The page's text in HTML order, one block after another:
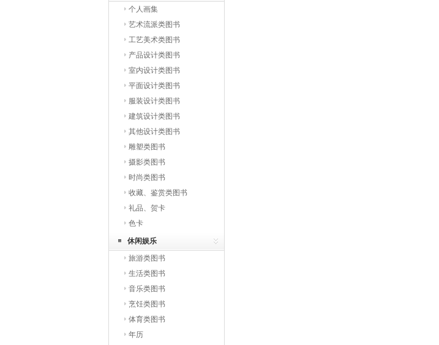
个人画集
艺术流派类图书
工艺美术类图书
产品设计类图书
室内设计类图书
平面设计类图书
服装设计类图书
建筑设计类图书
其他设计类图书
雕塑类图书
摄影类图书
时尚类图书
收藏、鉴赏类图书
礼品、贺卡
色卡
休闲娱乐
旅游类图书
生活类图书
音乐类图书
烹饪类图书
体育类图书
年历